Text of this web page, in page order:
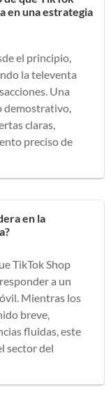
en una estrategia
el principio,
la televenta
Una
demostrativo,
claras,
preciso de
en la
TikTok Shop
a un
Mientras los
breve,
fluidas, este
sector del